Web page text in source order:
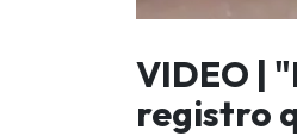
VIDEO |
registro